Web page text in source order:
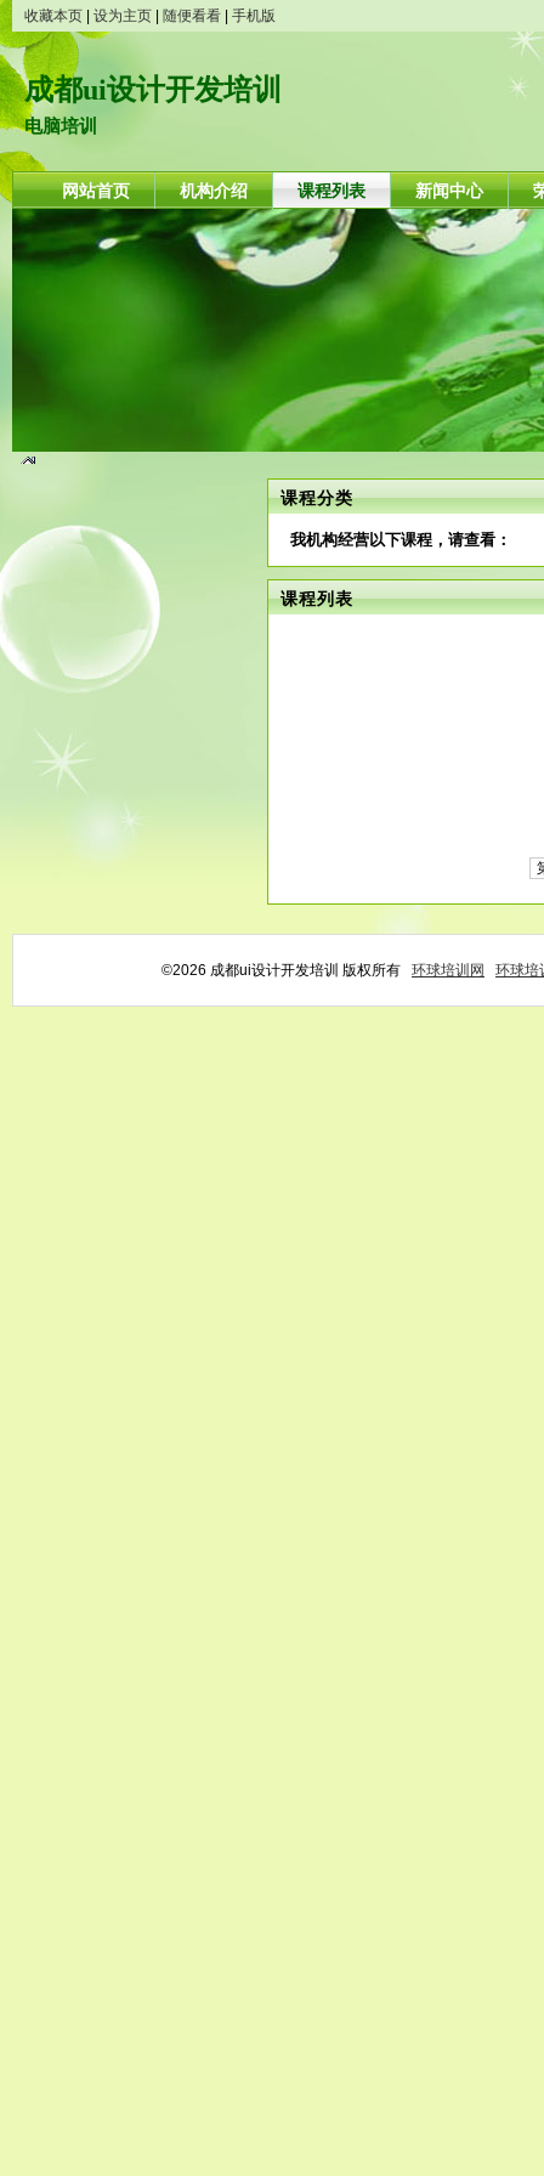
收藏本页 设为主页 随便看看 手机版
成都ui设计开发培训
电脑培训
网站首页 机构介绍 课程列表 新闻中心
课程分类
我机构经营以下课程，请查看：
课程列表
©2026 成都ui设计开发培训 版权所有 环球培训网 环球培